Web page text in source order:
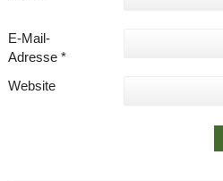
E-Mail-
Adresse *
Website